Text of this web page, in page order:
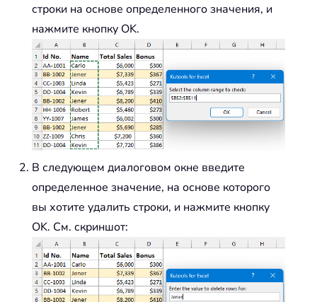
строки на основе определенного значения, и
нажмите кнопку OK.
В следующем диалоговом окне введите
определенное значение, на основе которого
вы хотите удалить строки, и нажмите кнопку
OK. См. скриншот: